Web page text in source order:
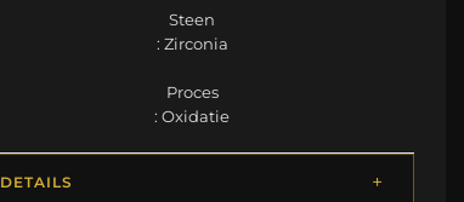
Steen
: Zirconia
Proces
: Oxidatie
DETAILS